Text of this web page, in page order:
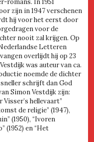
zijn in 1947 verschenen
hij voor het eerst door
voor de
nooit zal krijgen. Op
Letteren
overlijdt hij op 23
was auteur van ca.
noemde de dichter
sneller schrijft dan God
Simon Vestdijk zijn:
Visser’s hellevaart”
de religie” (1947),
(1950), “Ivoren
(1952) en “Het